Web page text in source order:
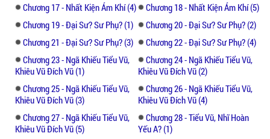
Chương 17 - Nhất Kiện Ám Khí (4)
Chương 18 - Nhất Kiện Ám Khí (5)
Chương 19 - Đại Sư? Sư Phụ? (1)
Chương 20 - Đại Sư? Sư Phụ? (2)
Chương 21 - Đại Sư? Sư Phụ? (3)
Chương 22 - Đại Sư? Sư Phụ? (4)
Chương 23 - Ngã Khiếu Tiểu Vũ,
Khiêu Vũ Đích Vũ (1)
Chương 24 - Ngã Khiếu Tiểu Vũ,
Khiêu Vũ Đích Vũ (2)
Chương 25 - Ngã Khiếu Tiểu Vũ,
Khiêu Vũ Đích Vũ (3)
Chương 26 - Ngã Khiếu Tiểu Vũ,
Khiêu Vũ Đích Vũ (4)
Chương 27 - Ngã Khiếu Tiểu Vũ,
Khiêu Vũ Đích Vũ (5)
Chương 28 - Tiểu Vũ, Nhĩ Hoàn
Yếu A? (1)